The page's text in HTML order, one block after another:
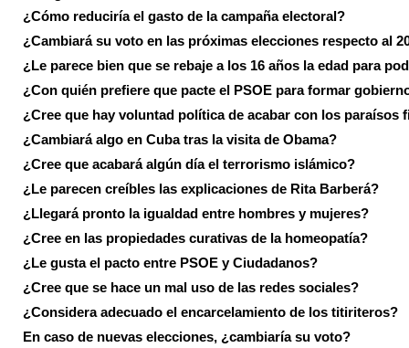
¿Cómo reduciría el gasto de la campaña electoral?
¿Cambiará su voto en las próximas elecciones respecto al
¿Le parece bien que se rebaje a los 16 años la edad para
¿Con quién prefiere que pacte el PSOE para formar
¿Cree que hay voluntad política de acabar con los paraísos
¿Cambiará algo en Cuba tras la visita de Obama?
¿Cree que acabará algún día el terrorismo islámico?
¿Le parecen creíbles las explicaciones de Rita Barberá?
¿Llegará pronto la igualdad entre hombres y mujeres?
¿Cree en las propiedades curativas de la homeopatía?
¿Le gusta el pacto entre PSOE y Ciudadanos?
¿Cree que se hace un mal uso de las redes sociales?
¿Considera adecuado el encarcelamiento de los titiriteros?
En caso de nuevas elecciones, ¿cambiaría su voto?